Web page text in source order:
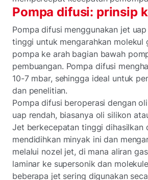
Pompa difusi: prinsip
Pompa difusi menggunakan jet
tinggi untuk mengarahkan molekul
pompa ke arah bagian bawah
pembuangan. Pompa difusi
10-7 mbar, sehingga ideal untuk
dan penelitian.
Pompa difusi beroperasi dengan
uap rendah, biasanya oli silikon
Jet berkecepatan tinggi dihasilkan
mendidihkan minyak ini dan
melalui nozel jet, di mana aliran
laminar ke supersonik dan
beberapa jet sering digunakan